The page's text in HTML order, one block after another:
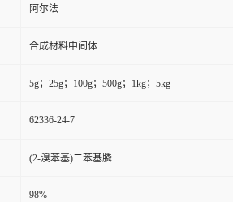
阿尔法
合成材料中间体
5g；25g；100g；500g；1kg；5kg
62336-24-7
(2-溴苯基)二苯基膦
98%